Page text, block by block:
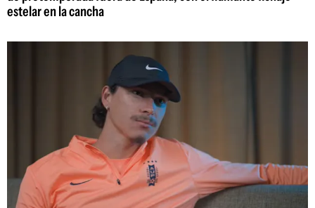
estelar en la cancha